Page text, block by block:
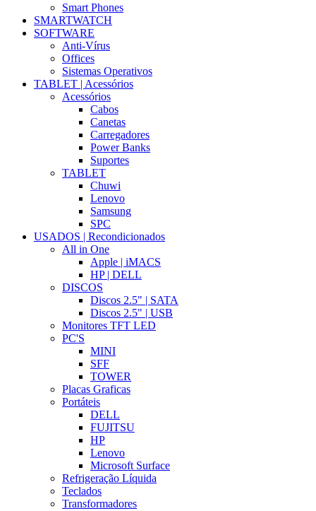
Smart Phones
SMARTWATCH
SOFTWARE
Anti-Vírus
Offices
Sistemas Operativos
TABLET | Acessórios
Acessórios
Cabos
Canetas
Carregadores
Power Banks
Suportes
TABLET
Chuwi
Lenovo
Samsung
SPC
USADOS | Recondicionados
All in One
Apple | iMACS
HP | DELL
DISCOS
Discos 2.5" | SATA
Discos 2.5" | USB
Monitores TFT LED
PC'S
MINI
SFF
TOWER
Placas Graficas
Portáteis
DELL
FUJITSU
HP
Lenovo
Microsoft Surface
Refrigeração Líquida
Teclados
Transformadores